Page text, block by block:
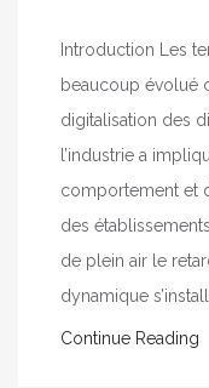
Introduction Les
beaucoup évolué
digitalisation des
l’industrie a
comportement et
des
de plein air le
dynamique
Continue Reading